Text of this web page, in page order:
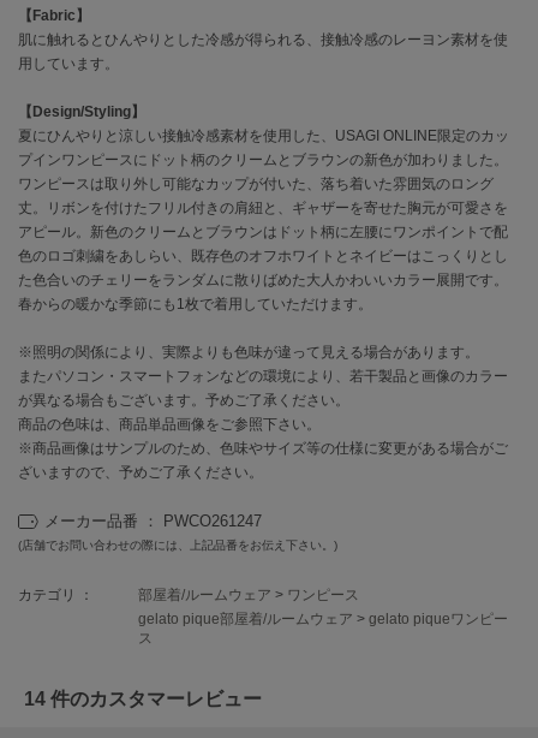
CONVERSE
コンバース
DANSKIN
ダンスキン
EIMY ISTOIRE
エイミー イストワール
emmi
エミ
エミ アトリエ
emmi yoga
エミヨガ
エトレトウキョウ
アイ
フィラ
【Fabric】
肌に触れるとひんやりとした冷感が得られる、接触冷感のレーヨン素材を使
用しています。
【Design/Styling】
夏にひんやりと涼しい接触冷感素材を使用した、USAGI ONLINE限定のカッ
プインワンピースにドット柄のクリームとブラウンの新色が加わりました。
ワンピースは取り外し可能なカップが付いた、落ち着いた雰囲気のロング
丈。リボンを付けたフリル付きの肩紐と、ギャザーを寄せた胸元が可愛さを
アピール。新色のクリームとブラウンはドット柄に左腰にワンポイントで配
色のロゴ刺繍をあしらい、既存色のオフホワイトとネイビーはこっくりとし
た色合いのチェリーをランダムに散りばめた大人かわいいカラー展開です。
春からの暖かな季節にも1枚で着用していただけます。
※照明の関係により、実際よりも色味が違って見える場合があります。
またパソコン・スマートフォンなどの環境により、若干製品と画像のカラー
が異なる場合もございます。予めご了承ください。
商品の色味は、商品単品画像をご参照下さい。
※商品画像はサンプルのため、色味やサイズ等の仕様に変更がある場合がご
ざいますので、予めご了承ください。
メーカー品番 ： PWCO261247
(店舗でお問い合わせの際には、上記品番をお伝え下さい。)
カテゴリ ： 部屋着/ルームウェア > ワンピース
gelato pique部屋着/ルームウェア > gelato piqueワンピー
ス
14 件のカスタマーレビュー